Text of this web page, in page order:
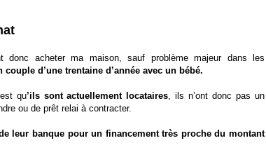
donc acheter ma maison, sauf problème majeur dans les
couple d’une trentaine d’année avec un bébé.
qu’ils sont actuellement locataires , ils n’ont donc pas un
ou de prêt relai à contracter.
leur banque pour un financement très proche du montant